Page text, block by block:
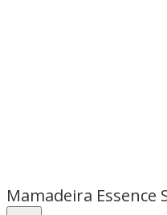
Mamadeira Essence